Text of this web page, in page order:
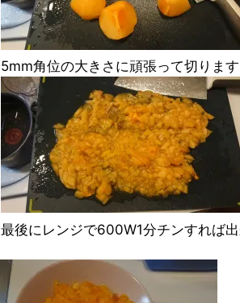
5mm角位の大きさに頑張って切ります
最後にレンジで600W1分チンすれば出